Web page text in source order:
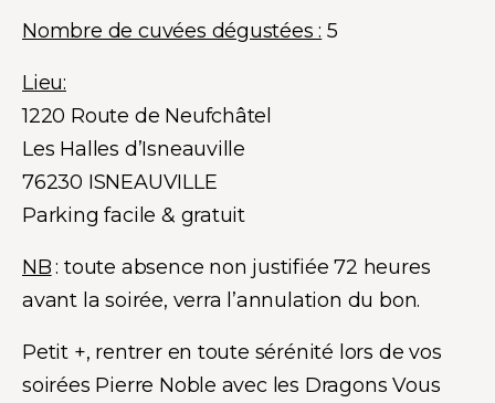
Nombre de cuvées dégustées : 5
Lieu:
1220 Route de Neufchâtel
Les Halles d’Isneauville
76230 ISNEAUVILLE
Parking facile & gratuit
NB: toute absence non justifiée 72 heures
avant la soirée, verra l’annulation du bon.
Petit +, rentrer en toute sérénité lors de vos
soirées Pierre Noble avec les Dragons Vous